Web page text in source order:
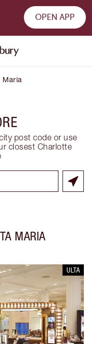
OPEN APP
Maria
post code or use
closest Charlotte
MARIA
ULTA